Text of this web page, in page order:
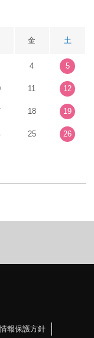
金 土
4 5
11 12
18 19
25 26
報保護方針